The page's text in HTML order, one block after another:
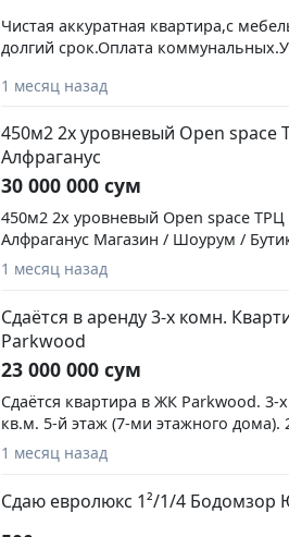
Чистая аккуратная квартира,с
долгий срок.Оплата
Туркменистана и Кореи.
1 месяц назад
450м2 2х уровневый Open space
Алфраганус
30 000 000 сум
450м2 2х уровневый Open space
Алфраганус Магазин / Шоурум /
Бургерная / Салона Красоты /
свадебный салон Без алкогольная
бизнеса - Витражный вид -
вода, 3-фазное электричество,
канализация График работы
23:00, без выходных Каникулы на
Предоплата 2 месяца Без
1 месяц назад
Сдаётся в аренду 3-х комн.
Parkwood
23 000 000 сум
Сдаётся квартира в ЖК Parkwood. 3-
кв.м. 5-й этаж (7-ми этажного дома).
отдельная прачечная комната.
укомплектованная. Вход в подъезд
комплексе развитая инфраструктура
салон красоты, кафе, магазины и
своя парковая территория с
1 месяц назад
Сдаю евролюкс 1²/1/4